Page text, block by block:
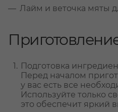
Лайм и веточка мяты
Подготовка
Перед началом
у вас есть все
Используйте только
это обеспечит яркий